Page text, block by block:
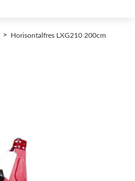
Horisontalfres LXG210 200cm